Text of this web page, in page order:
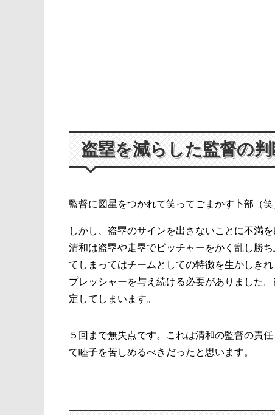
盗塁を減らした監督の
監督に図星をつかれて笑ってごまかす卜部（笑
しかし、盗塁のサインを出さないことに不満
清和は盗塁や走塁でピッチャーをかく乱し勝
てしまってはチームとしての特徴を生かしき
プレッシャーを与え続ける必要がありました
定してしまいます。
５回まで無失点です。これは清和の監督の責
て睦子を苦しめるべきだったと思います。